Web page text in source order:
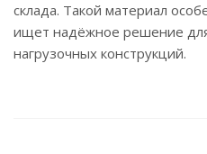
склада. Такой материал
ищет надёжное решение
нагрузочных конструкций.